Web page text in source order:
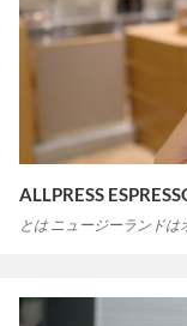
ALLPRESS
とは ニュージーランドは